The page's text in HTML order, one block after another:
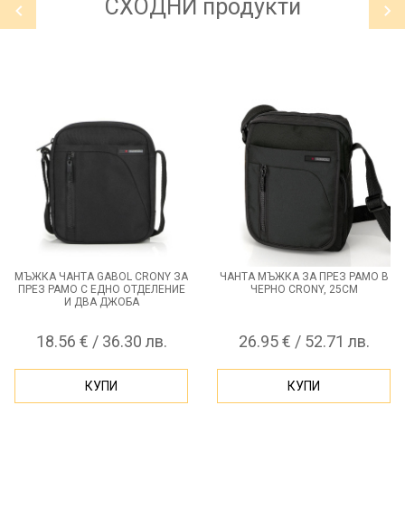
СХОДНИ продукти
МЪЖКА ЧАНТА GABOL CRONY ЗА
ПРЕЗ РАМО С ЕДНО ОТДЕЛЕНИЕ
И ДВА ДЖОБА
18.56 € / 36.30 лв.
КУПИ
ЧАНТА МЪЖКА ЗА ПРЕЗ РАМО В
ЧЕРНО CRONY, 25СМ
26.95 € / 52.71 лв.
КУПИ